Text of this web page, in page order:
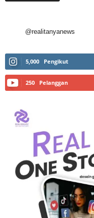
@realitanyanews
5,000 Pengikut
250 Pelanggan